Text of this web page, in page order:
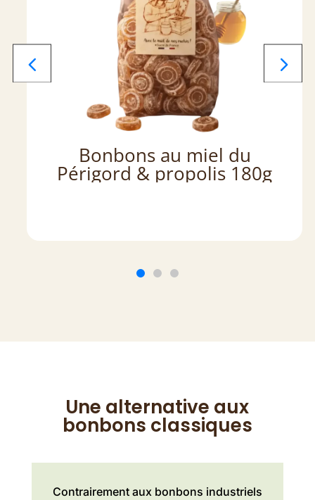
Bonbons au miel du
Périgord & propolis 180g
Une alternative aux
bonbons classiques
Contrairement aux bonbons industriels